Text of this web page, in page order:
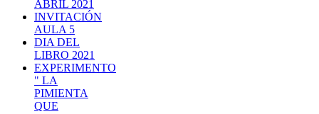
ABRIL 2021
INVITACIÓN
AULA 5
DIA DEL
LIBRO 2021
EXPERIMENTO
" LA
PIMIENTA
QUE